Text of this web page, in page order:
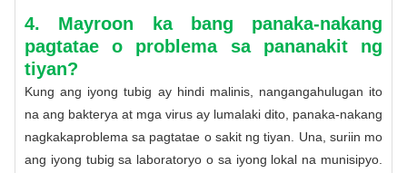
4. Mayroon ka bang panaka-nakang
pagtatae o problema sa pananakit ng
tiyan?
Kung ang iyong tubig ay hindi malinis, nangangahulugan ito
na ang bakterya at mga virus ay lumalaki dito, panaka-nakang
nagkakaproblema sa pagtatae o sakit ng tiyan. Una, suriin mo
ang iyong tubig sa laboratoryo o sa iyong lokal na munisipyo.